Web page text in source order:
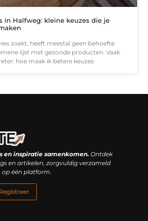
in Halfweg: kleine keuzes die je
zoekt, heeft meestal geen behoefte
lijst met gezonde producten. Vaak
hoe maak ik betere keuzes
en inspiratie samenkomen.Ontdek
en artikelen, zorgvuldig verzameld
op één platform.